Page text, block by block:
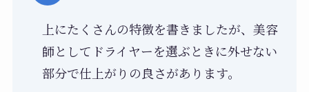
上にたくさんの特徴を書きましたが、美容
師としてドライヤーを選ぶときに外せない
部分で仕上がりの良さがあります。